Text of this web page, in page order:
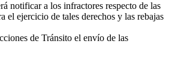
notificar a los infractores respecto de las
el ejercicio de tales derechos y las rebajas
de Tránsito el envío de las